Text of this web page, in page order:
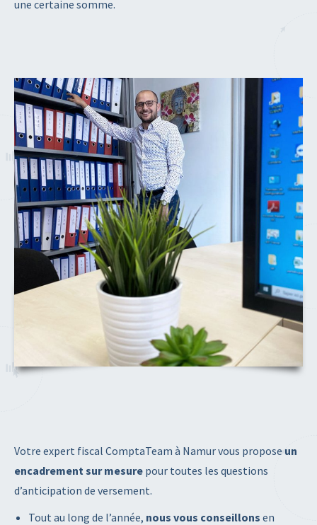
une certaine somme.
Votre expert fiscal ComptaTeam à Namur vous propose un
encadrement sur mesure pour toutes les questions
d’anticipation de versement.
Tout au long de l’année, nous vous conseillons en